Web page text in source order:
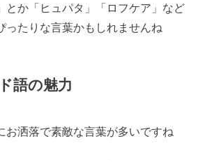
とか「ヒュパタ」「ロフケア」など
ったりな言葉かもしれませんね
語の魅力
お洒落で素敵な言葉が多いですね